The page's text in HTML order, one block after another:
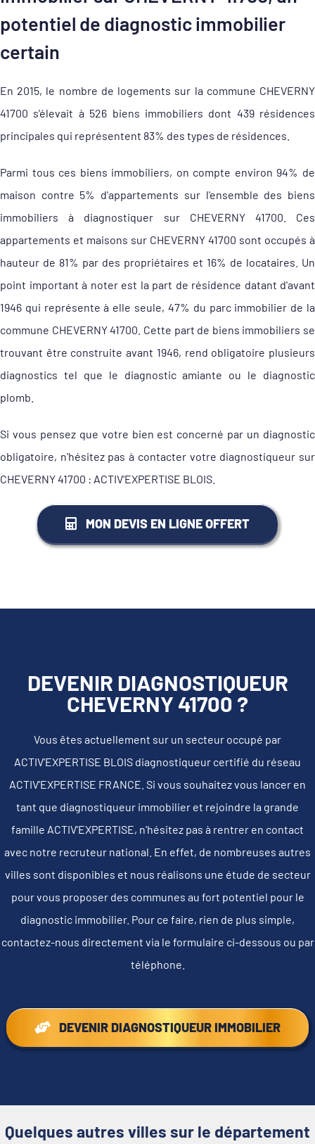
potentiel de diagnostic immobilier
certain
En 2015, le nombre de logements sur la commune CHEVERNY
41700 s'élevait à 526 biens immobiliers dont 439 résidences
principales qui représentent 83% des types de résidences.
Parmi tous ces biens immobiliers, on compte environ 94% de
maison contre 5% d'appartements sur l'ensemble des biens
immobiliers à diagnostiquer sur CHEVERNY 41700. Ces
appartements et maisons sur CHEVERNY 41700 sont occupés à
hauteur de 81% par des propriétaires et 16% de locataires. Un
point important à noter est la part de résidence datant d'avant
1946 qui représente à elle seule, 47% du parc immobilier de la
commune CHEVERNY 41700. Cette part de biens immobiliers se
trouvant être construite avant 1946, rend obligatoire plusieurs
diagnostics tel que le diagnostic amiante ou le diagnostic
plomb.
Si vous pensez que votre bien est concerné par un diagnostic
obligatoire, n'hésitez pas à contacter votre diagnostiqueur sur
CHEVERNY 41700 : ACTIV'EXPERTISE BLOIS.
MON DEVIS EN LIGNE OFFERT
DEVENIR DIAGNOSTIQUEUR
CHEVERNY 41700 ?
Vous êtes actuellement sur un secteur occupé par
ACTIV'EXPERTISE BLOIS diagnostiqueur certifié du réseau
ACTIV'EXPERTISE FRANCE. Si vous souhaitez vous lancer en
tant que diagnostiqueur immobilier et rejoindre la grande
famille ACTIV'EXPERTISE, n'hésitez pas à rentrer en contact
avec notre recruteur national. En effet, de nombreuses autres
villes sont disponibles et nous réalisons une étude de secteur
pour vous proposer des communes au fort potentiel pour le
diagnostic immobilier. Pour ce faire, rien de plus simple,
contactez-nous directement via le formulaire ci-dessous ou par
téléphone.
DEVENIR DIAGNOSTIQUEUR IMMOBILIER
Quelques autres villes sur le département